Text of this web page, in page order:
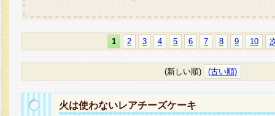
1 2 3 4 5 6 7 8 9 10
(新しい順) (古い順)
火は使わないレアチーズケーキ